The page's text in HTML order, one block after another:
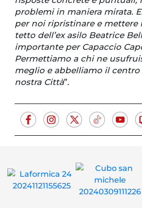
problemi in maniera mirata.
per noi ripristinare e mettere
tetto dell’ex asilo Beatrice
importante per Capaccio
Permettiamo a chi ne
meglio e abbelliamo il
nostra Città”.